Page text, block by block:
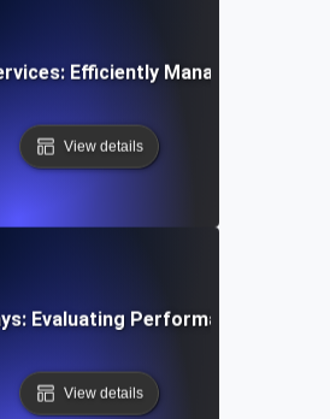
Efficiently Managing Sudden
View details
Evaluating Performance During
View details